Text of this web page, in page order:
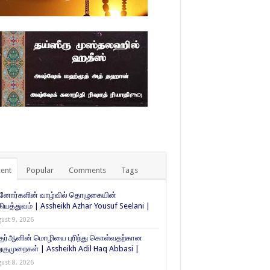
Popular Comments Tags
வாழ்வில் தொழுகையின்
| Assheikh Azhar Yousuf Seelani |
9, 2026
மொழியை புரிந்து கொள்வதற்கான
| Assheikh Adil Haq Abbasi |
8, 2026